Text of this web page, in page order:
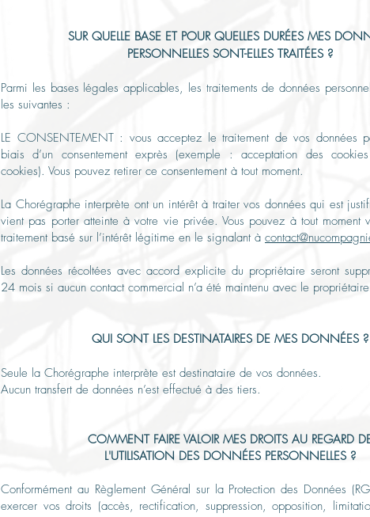
SUR QUELLE BASE ET POUR QUELLES DURÉES MES
PERSONNELLES SONT-ELLES TRAITÉES ?
Parmi les bases légales applicables, les traitements de données
les suivantes :
LE CONSENTEMENT : vous acceptez le traitement de vos données
biais d’un consentement exprès (exemple : acceptation des
cookies). Vous pouvez retirer ce consentement à tout moment.
La Chorégraphe interprète ont un intérêt à traiter vos données qui est
vient pas porter atteinte à votre vie privée. Vous pouvez à tout moment
traitement basé sur l’intérêt légitime en le signalant à
Les données récoltées avec accord explicite du propriétaire seront
24 mois si aucun contact commercial n’a été maintenu avec le
QUI SONT LES DESTINATAIRES DE MES DONNÉES ?
Seule la Chorégraphe interprète est destinataire de vos données.
Aucun transfert de données n’est effectué à des tiers.
COMMENT FAIRE VALOIR MES DROITS AU REGARD
L'UTILISATION DES DONNÉES PERSONNELLES ?
Conformément au Règlement Général sur la Protection des Données
exercer vos droits (accès, rectification, suppression, opposition,